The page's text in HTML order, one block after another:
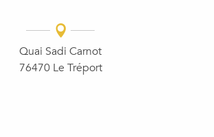
Quai Sadi Carnot
76470 Le Tréport